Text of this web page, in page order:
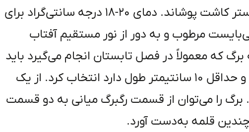
روی آنان را با لایه‌ای نازک از مواد بستر کاشت پوشاند. دمای ۲۰-۱۸ درجه سانتی‌گراد برای
مرطوب و به دور از نور مستقیم آفتاب
که معمولاً در فصل تابستان انجام می‌گیرد باید
برگی را که نزدیک به مرکز گیاه است و حداقل ۱۰ سانتیمتر طول دارد انتخاب کرد. از یک
برگ را می‌توان از قسمت رگبرگ میانی به دو قسمت
قلمه به‌دست آورد.